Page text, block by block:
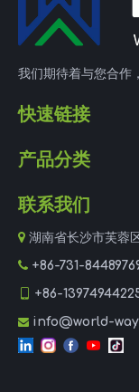
我们期待着与您合作
快速链接
产品分类
联系我们
 湖南省长沙市芙蓉
 +86-731-
+86-
 info@world-